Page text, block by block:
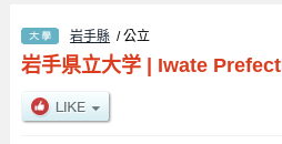
岩手縣 / 公立
岩手県立大学| Iwate